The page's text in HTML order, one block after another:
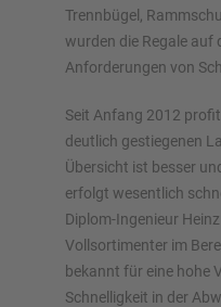
Trennbügel,
wurden die Regale auf
Anforderungen von
Seit Anfang 2012
deutlich gestiegenen
Übersicht ist besser
erfolgt wesentlich
Diplom-Ingenieur
Vollsortimenter im
bekannt für eine hohe
Schnelligkeit in der